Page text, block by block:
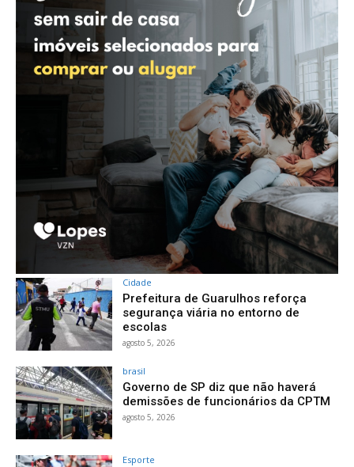
Cidade
Prefeitura de Guarulhos reforça
segurança viária no entorno de
escolas
agosto 5, 2026
brasil
Governo de SP diz que não haverá
demissões de funcionários da CPTM
agosto 5, 2026
Esporte